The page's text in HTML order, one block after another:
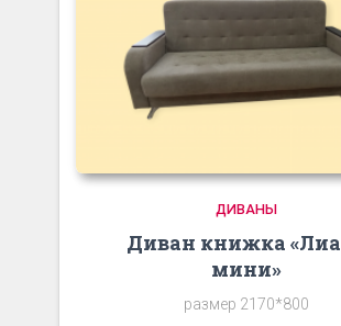
ДИВАНЫ
Диван книжка
мини»
размер 2170*800